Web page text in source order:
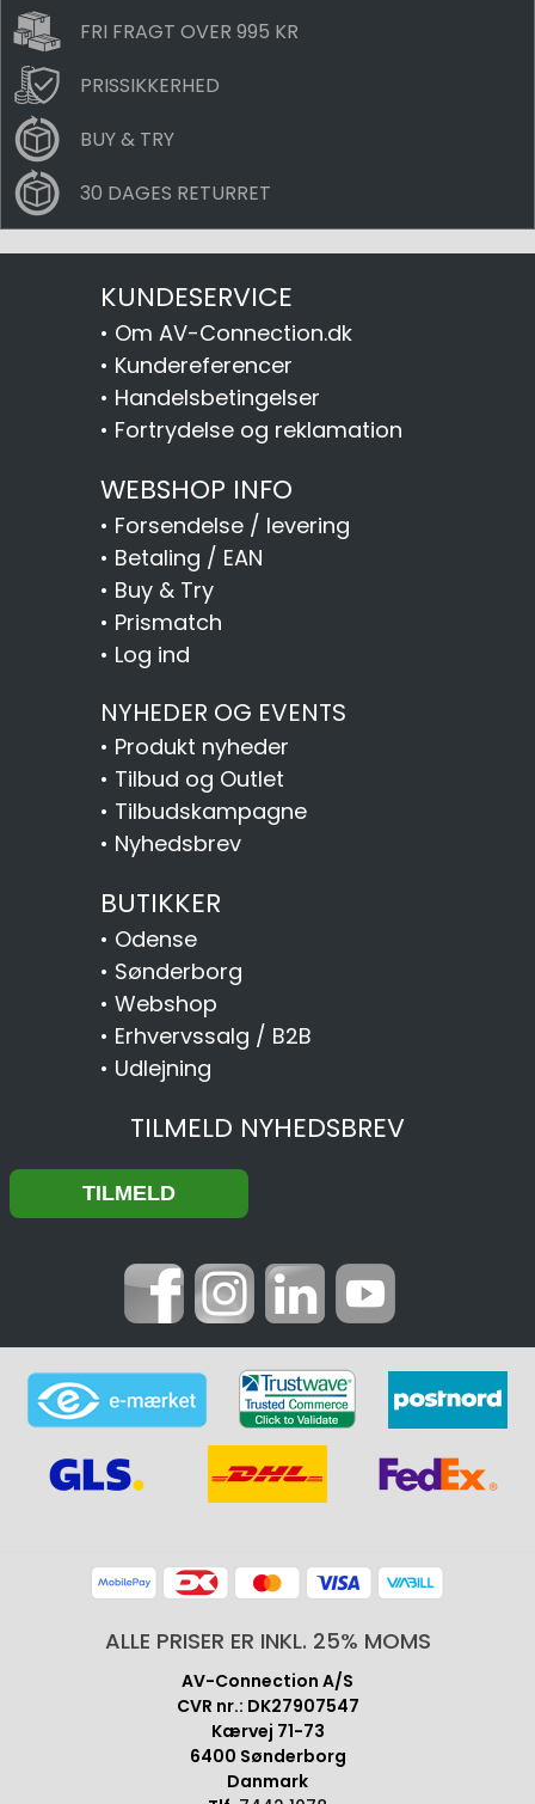
FRI FRAGT OVER 995 KR
PRISSIKKERHED
BUY & TRY
30 DAGES RETURRET
KUNDESERVICE
• Om AV-Connection.dk
• Kundereferencer
• Handelsbetingelser
• Fortrydelse og reklamation
WEBSHOP INFO
• Forsendelse / levering
• Betaling / EAN
• Buy & Try
• Prismatch
• Log ind
NYHEDER OG EVENTS
• Produkt nyheder
• Tilbud og Outlet
• Tilbudskampagne
• Nyhedsbrev
BUTIKKER
• Odense
• Sønderborg
• Webshop
• Erhvervssalg / B2B
• Udlejning
TILMELD NYHEDSBREV
ALLE PRISER ER INKL. 25% MOMS
AV-Connection A/S
CVR nr.: DK27907547
Kærvej 71-73
6400 Sønderborg
Danmark